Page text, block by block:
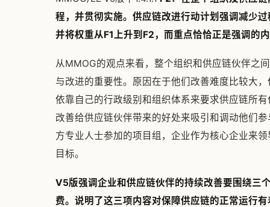
程，并贯彻实施。供应链改进行动计划强调减少
并将权重从F1上升到F2，而重点恰恰正是强调的
从MMOG的观点来看，整个组织和供应链伙伴之
与改进的重要性。原因在于他们改善难度比较大
依靠自己的行政级别和组织体系来要求供应链所
改善给供应链伙伴带来的好处来吸引和调动他们
方专业人士参加的项目组，企业作为核心企业来
目标。
V5版强调企业和供应链伙伴的持续改善要围绕三
费。说明了这三项内容对保障供应链的正常运行